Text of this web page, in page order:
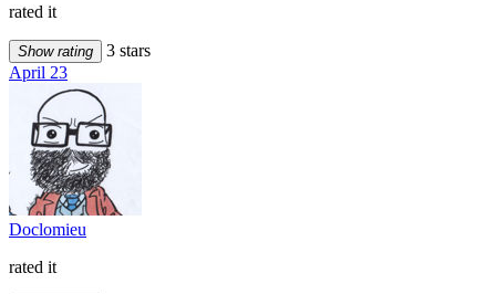
rated it
Show rating
3 stars
April 23
Doclomieu
rated it